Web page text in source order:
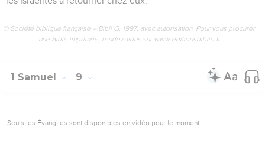
© Société biblique française – Bibli’O, 1997, avec autorisation. Pour vous procurer
une Bible imprimée, rendez-vous sur www.editionsbiblio.fr
1 Samuel 9
Seuls les Évangiles sont disponibles en vidéo pour le moment.